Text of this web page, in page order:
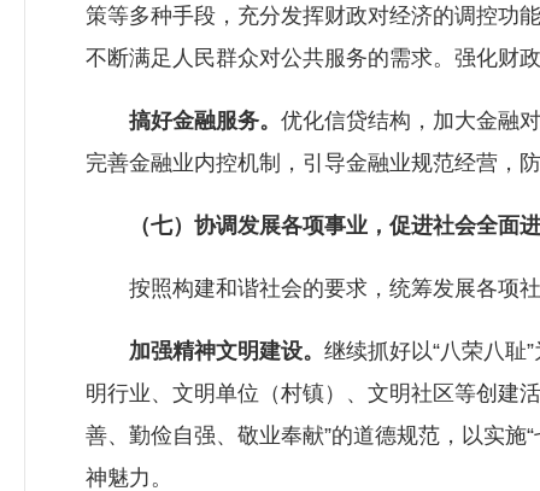
策等多种手段，充分发挥财政对经济的调控功
不断满足人民群众对公共服务的需求。强化财
搞好金融服务。 优化信贷结构，加大金融
完善金融业内控机制，引导金融业规范经营，
（七）协调发展各项事业，促进社会全面
按照构建和谐社会的要求，统筹发展各项社
加强精神文明建设。 继续抓好以“八荣八耻
明行业、文明单位（村镇）、文明社区等创建
善、勤俭自强、敬业奉献”的道德规范，以实
神魅力。